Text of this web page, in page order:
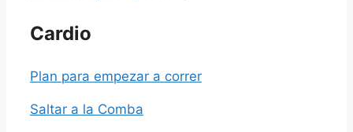
Cardio
Plan para empezar a correr
Saltar a la Comba